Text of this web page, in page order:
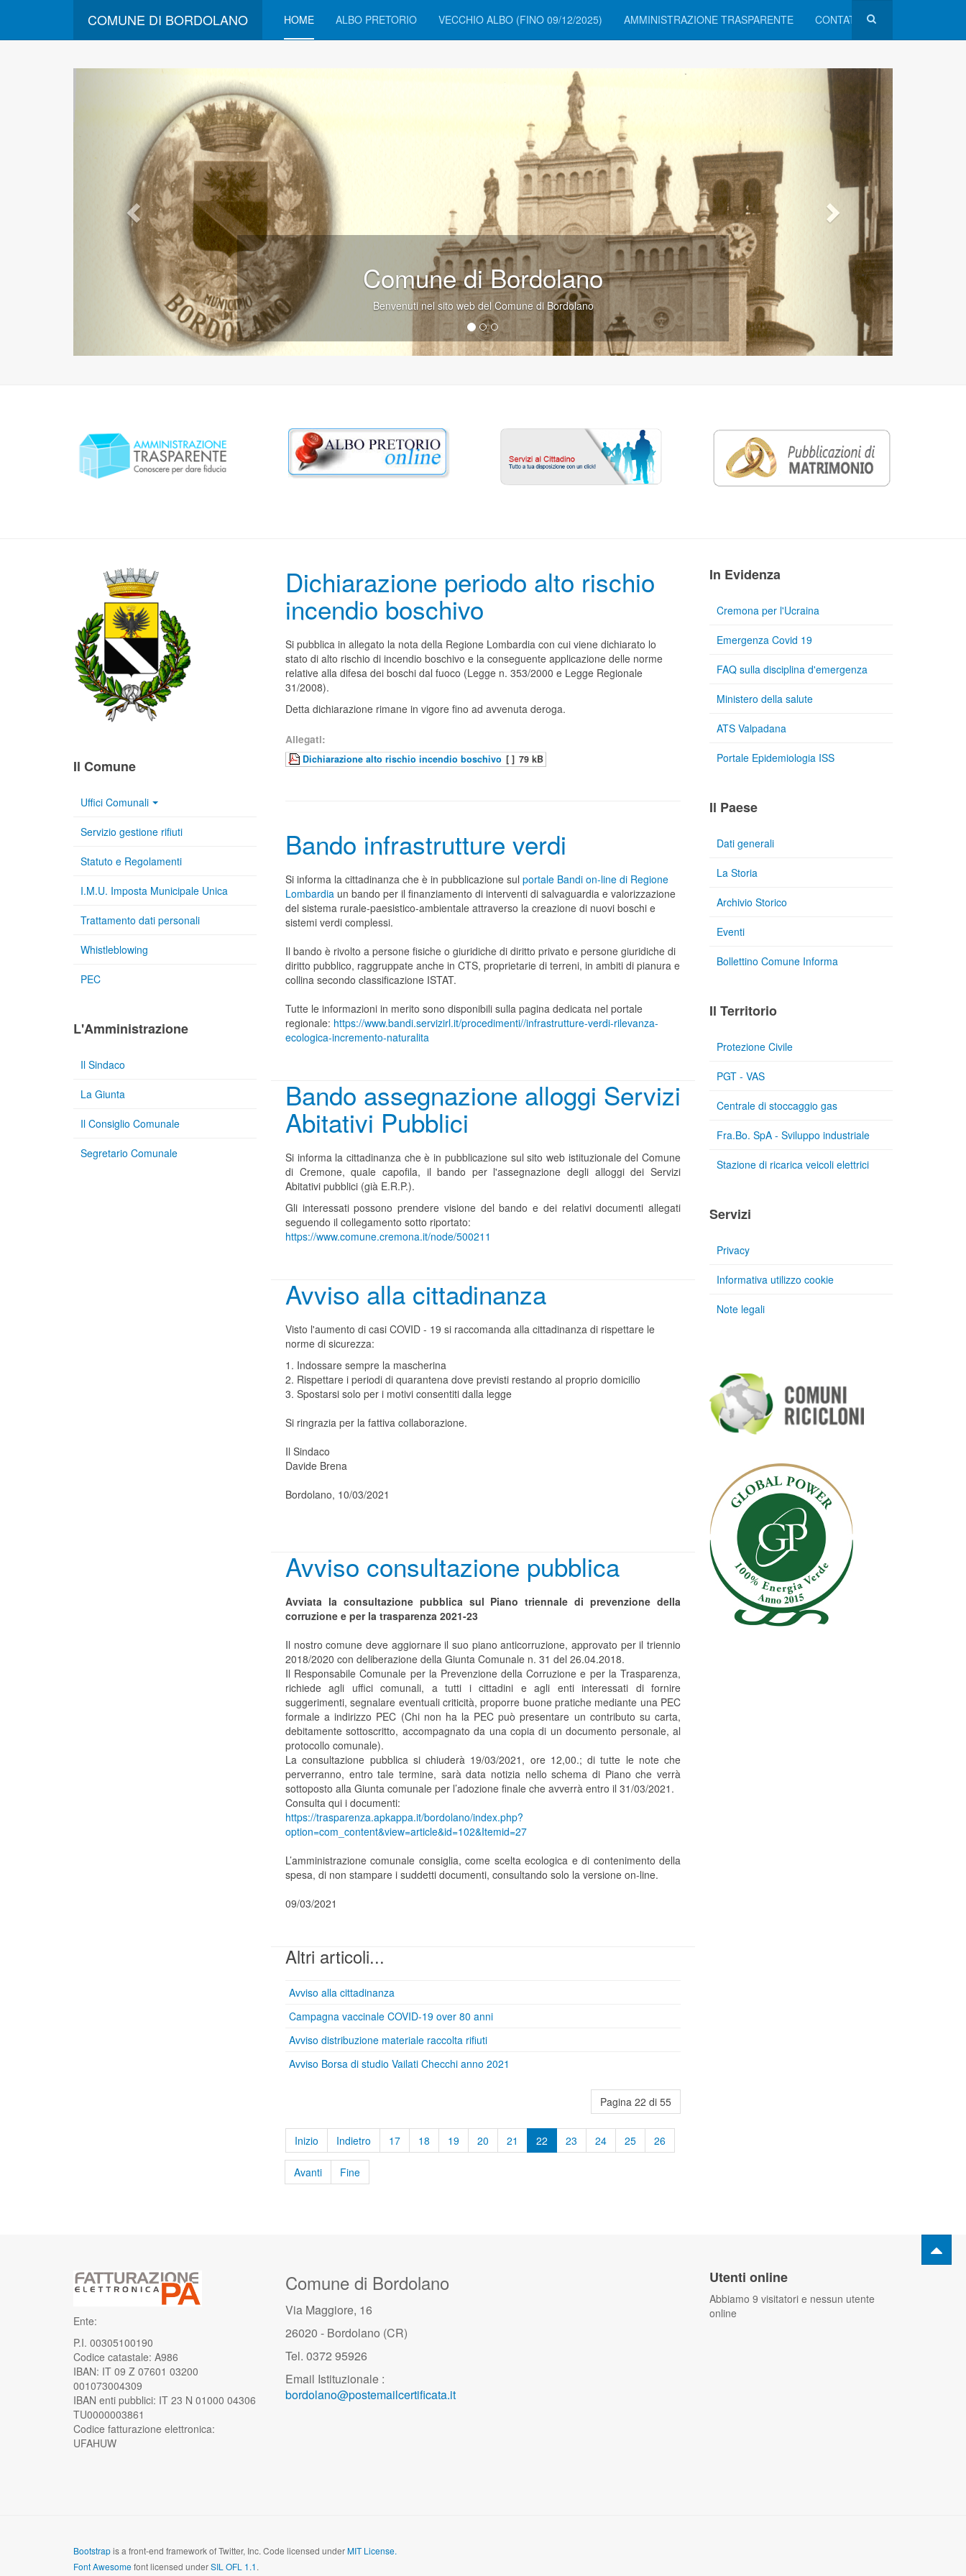
COMUNE DI BORDOLANO HOME ALBO PRETORIO VECCHIO ALBO (FINO 09/12/2025) AMMINISTRAZIONE TRASPARENTE CONTATTI
Comune di Bordolano
Benvenuti nel sito web del Comune di Bordolano
Dichiarazione periodo alto rischio
incendio boschivo
Si pubblica in allegato la nota della Regione Lombardia con cui viene dichiarato lo
stato di alto rischio di incendio boschivo e la conseguente applicazione delle norme
relative alla difesa dei boschi dal fuoco (Legge n. 353/2000 e Legge Regionale
31/2008).
Detta dichiarazione rimane in vigore fino ad avvenuta deroga.
Allegati:
Dichiarazione alto rischio incendio boschivo [ ] 79 kB
Bando infrastrutture verdi
Si informa la cittadinanza che è in pubblicazione sul portale Bandi on-line di Regione
Lombardia un bando per il finanziamento di interventi di salvaguardia e valorizzazione
del sistema rurale-paesistico-ambientale attraverso la creazione di nuovi boschi e
sistemi verdi complessi.
Il bando è rivolto a persone fisiche o giuridiche di diritto privato e persone giuridiche di
diritto pubblico, raggruppate anche in CTS, proprietarie di terreni, in ambiti di pianura e
collina secondo classificazione ISTAT.
Tutte le informazioni in merito sono disponibili sulla pagina dedicata nel portale
regionale: https://www.bandi.servizirl.it/procedimenti//infrastrutture-verdi-rilevanza-
ecologica-incremento-naturalita
Bando assegnazione alloggi Servizi
Abitativi Pubblici
Si informa la cittadinanza che è in pubblicazione sul sito web istituzionale del Comune
di Cremone, quale capofila, il bando per l'assegnazione degli alloggi dei Servizi
Abitativi pubblici (già E.R.P.).
Gli interessati possono prendere visione del bando e dei relativi documenti allegati
seguendo il collegamento sotto riportato:
https://www.comune.cremona.it/node/500211
Avviso alla cittadinanza
Visto l'aumento di casi COVID - 19 si raccomanda alla cittadinanza di rispettare le
norme di sicurezza:
1. Indossare sempre la mascherina
2. Rispettare i periodi di quarantena dove previsti restando al proprio domicilio
3. Spostarsi solo per i motivi consentiti dalla legge
Si ringrazia per la fattiva collaborazione.
Il Sindaco
Davide Brena
Bordolano, 10/03/2021
Avviso consultazione pubblica
Avviata la consultazione pubblica sul Piano triennale di prevenzione della
corruzione e per la trasparenza 2021-23
Il nostro comune deve aggiornare il suo piano anticorruzione, approvato per il triennio
2018/2020 con deliberazione della Giunta Comunale n. 31 del 26.04.2018.
Il Responsabile Comunale per la Prevenzione della Corruzione e per la Trasparenza,
richiede agli uffici comunali, a tutti i cittadini e agli enti interessati di fornire
suggerimenti, segnalare eventuali criticità, proporre buone pratiche mediante una PEC
formale a indirizzo PEC (Chi non ha la PEC può presentare un contributo su carta,
debitamente sottoscritto, accompagnato da una copia di un documento personale, al
protocollo comunale).
La consultazione pubblica si chiuderà 19/03/2021, ore 12,00.; di tutte le note che
perverranno, entro tale termine, sarà data notizia nello schema di Piano che verrà
sottoposto alla Giunta comunale per l’adozione finale che avverrà entro il 31/03/2021.
Consulta qui i documenti:
https://trasparenza.apkappa.it/bordolano/index.php?
option=com_content&view=article&id=102&Itemid=27
L’amministrazione comunale consiglia, come scelta ecologica e di contenimento della
spesa, di non stampare i suddetti documenti, consultando solo la versione on-line.
09/03/2021
Altri articoli...
Avviso alla cittadinanza
Campagna vaccinale COVID-19 over 80 anni
Avviso distribuzione materiale raccolta rifiuti
Avviso Borsa di studio Vailati Checchi anno 2021
Pagina 22 di 55
Inizio Indietro 17 18 19 20 21 22 23 24 25 26
Avanti Fine
Il Comune
Uffici Comunali
Servizio gestione rifiuti
Statuto e Regolamenti
I.M.U. Imposta Municipale Unica
Trattamento dati personali
Whistleblowing
PEC
L'Amministrazione
Il Sindaco
La Giunta
Il Consiglio Comunale
Segretario Comunale
In Evidenza
Cremona per l'Ucraina
Emergenza Covid 19
FAQ sulla disciplina d'emergenza
Ministero della salute
ATS Valpadana
Portale Epidemiologia ISS
Il Paese
Dati generali
La Storia
Archivio Storico
Eventi
Bollettino Comune Informa
Il Territorio
Protezione Civile
PGT - VAS
Centrale di stoccaggio gas
Fra.Bo. SpA - Sviluppo industriale
Stazione di ricarica veicoli elettrici
Servizi
Privacy
Informativa utilizzo cookie
Note legali
Ente:
P.I. 00305100190
Codice catastale: A986
IBAN: IT 09 Z 07601 03200
001073004309
IBAN enti pubblici: IT 23 N 01000 04306
TU0000003861
Codice fatturazione elettronica:
UFAHUW
Comune di Bordolano
Via Maggiore, 16
26020 - Bordolano (CR)
Tel. 0372 95926
Email Istituzionale :
bordolano@postemailcertificata.it
Utenti online
Abbiamo 9 visitatori e nessun utente
online
Bootstrapis a front-end framework of Twitter, Inc. Code licensed underMIT License.
Font Awesomefont licensed underSIL OFL 1.1.